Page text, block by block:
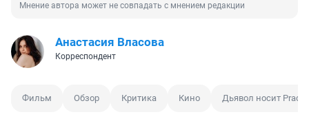
Мнение автора может не совпадать с мнением редакции
Анастасия Власова
Корреспондент
Фильм Обзор Критика Кино Дьявол носит Prada